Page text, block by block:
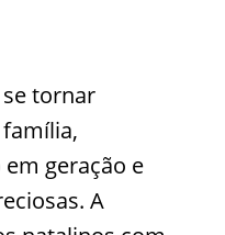
tornar
geração e
A